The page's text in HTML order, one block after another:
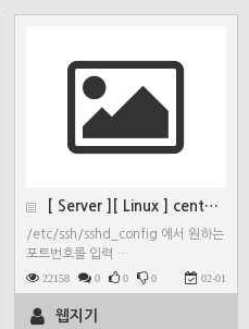
[ Server ][ Linux ] centos7 ss…
/etc/ssh/sshd_config 에서 원하는
포트번호를 입력 …
22158 0 0 0 02-01
웹지기